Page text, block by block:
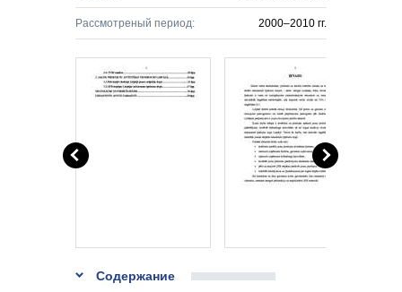
Рассмотреный период: 2000–2010 гг.
Содержание